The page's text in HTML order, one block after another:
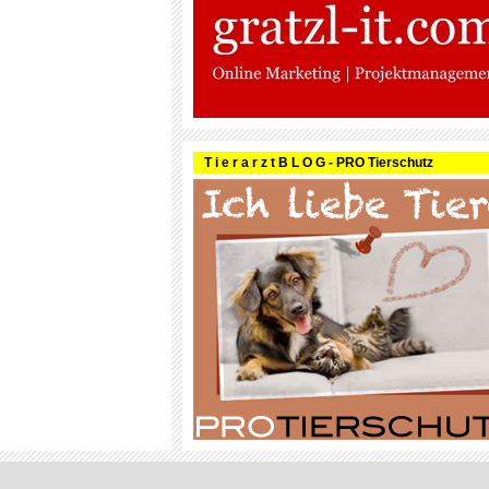
T i e r a r z t B L O G - PRO Tierschutz